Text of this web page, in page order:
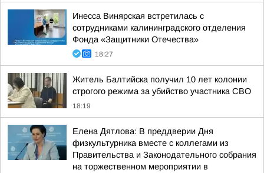
Инесса Винярская встретилась с
сотрудниками калининградского отделения
Фонда «Защитники Отечества»
18:27
Житель Балтийска получил 10 лет колонии
строгого режима за убийство участника СВО
18:19
Елена Дятлова: В преддверии Дня
физкультурника вместе с коллегами из
Правительства и Законодательного собрания
на торжественном мероприятии в